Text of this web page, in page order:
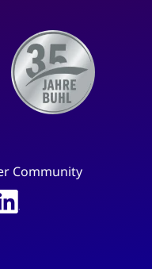
Community